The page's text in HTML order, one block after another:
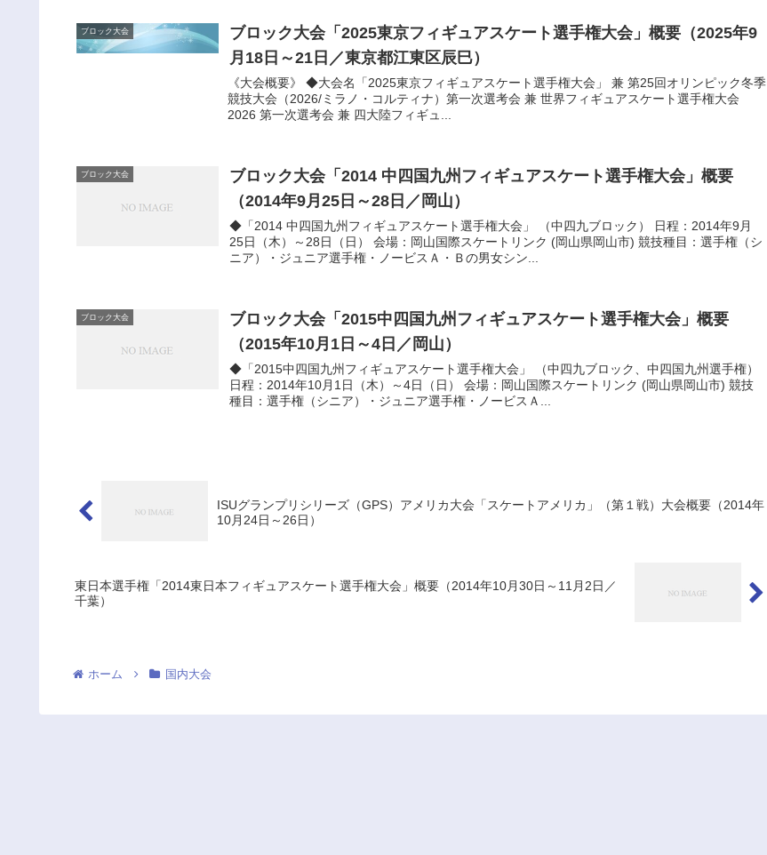
ブロック大会
ブロック大会「2025東京フィギュアスケート選手権大会」概要（2025年9
月18日～21日／東京都江東区辰巳）
《大会概要》 ◆大会名「2025東京フィギュアスケート選手権大会」 兼 第25回オリンピック冬季
競技大会（2026/ミラノ・コルティナ）第一次選考会 兼 世界フィギュアスケート選手権大会
2026 第一次選考会 兼 四大陸フィギュ...
ブロック大会
ブロック大会「2014 中四国九州フィギュアスケート選手権大会」概要
（2014年9月25日～28日／岡山）
◆「2014 中四国九州フィギュアスケート選手権大会」 （中四九ブロック） 日程：2014年9月
25日（木）～28日（日） 会場：岡山国際スケートリンク (岡山県岡山市) 競技種目：選手権（シ
ニア）・ジュニア選手権・ノービスＡ・Ｂの男女シン...
ブロック大会
ブロック大会「2015中四国九州フィギュアスケート選手権大会」概要
（2015年10月1日～4日／岡山）
◆「2015中四国九州フィギュアスケート選手権大会」 （中四九ブロック、中四国九州選手権）
日程：2014年10月1日（木）～4日（日） 会場：岡山国際スケートリンク (岡山県岡山市) 競技
種目：選手権（シニア）・ジュニア選手権・ノービスＡ...
ISUグランプリシリーズ（GPS）アメリカ大会「スケートアメリカ」（第１戦）大会概要（2014年
10月24日～26日）
東日本選手権「2014東日本フィギュアスケート選手権大会」概要（2014年10月30日～11月2日／
千葉）
ホーム 国内大会